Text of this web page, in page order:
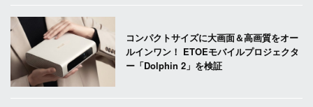
コンパクトサイズに大画面＆高画質をオー
ルインワン！ ETOEモバイルプロジェクタ
ー「Dolphin 2」を検証